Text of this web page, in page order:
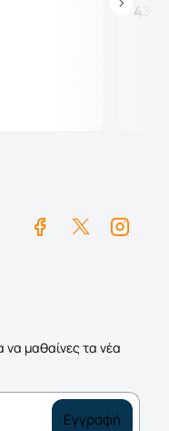
να μαθαίνες τα νέα
Εγγραφή